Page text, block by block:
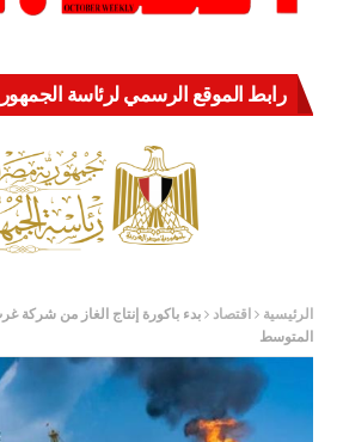
رابط الموقع الرسمي لرئاسة الجمهورية
الرئيسية اقتصاد بدء باكورة إنتاج الغاز من شركة
المتوسط